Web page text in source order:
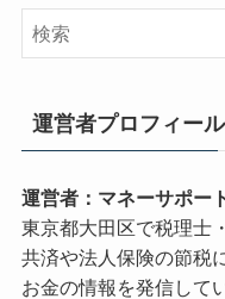
運営者プロフィール
運営者：マネーサポー
東京都大田区で税理士
共済や法人保険の節税
お金の情報を発信して